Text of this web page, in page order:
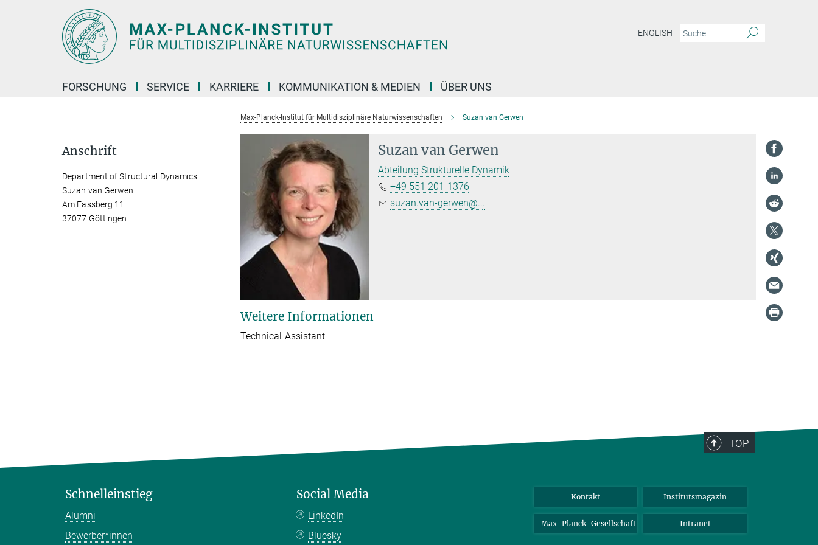
ENGLISH
FORSCHUNG SERVICE KARRIERE KOMMUNIKATION & MEDIEN ÜBER UNS
Max-Planck-Institut für Multidisziplinäre Naturwissenschaften Suzan van Gerwen
Suzan van Gerwen
Abteilung Strukturelle Dynamik
+49 551 201-1376
suzan.van-gerwen@...
Weitere Informationen
Technical Assistant
Anschrift
Department of Structural Dynamics
Suzan van Gerwen
Am Fassberg 11
37077 Göttingen
TOP
Schnelleinstieg
Alumni
Bewerber*innen
Social Media
LinkedIn
Bluesky
Kontakt Institutsmagazin
Max-Planck-Gesellschaft Intranet